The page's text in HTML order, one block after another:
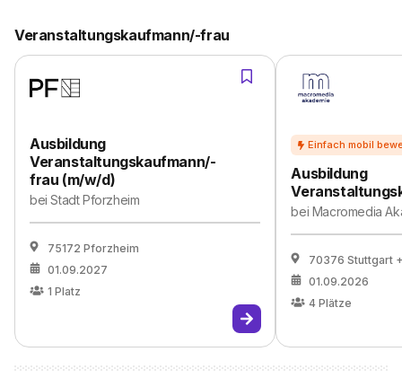
Veranstaltungskaufmann/-frau
Ausbildung
Veranstaltungskaufmann/-
frau (m/w/d)
beiStadt Pforzheim
75172 Pforzheim
01.09.2027
1 Platz
Ausbildung
bei Macromedia
70376 Stuttgart
01.09.2026
4 Plätze